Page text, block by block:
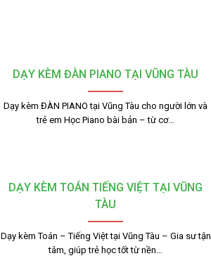
DẠY KÈM ĐÀN PIANO TẠI VŨNG TÀU
Dạy kèm ĐÀN PIANO tại Vũng Tàu cho người lớn và
trẻ em Học Piano bài bản – từ cơ…
DẠY KÈM TOÁN TIẾNG VIỆT TẠI VŨNG
TÀU
Dạy kèm Toán – Tiếng Việt tại Vũng Tàu – Gia sư tận
tâm, giúp trẻ học tốt từ nền…